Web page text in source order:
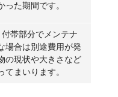
た期間です。
帯部分でメンテナ
場合は別途費用が発
の現状や大きさなど
てまいります。